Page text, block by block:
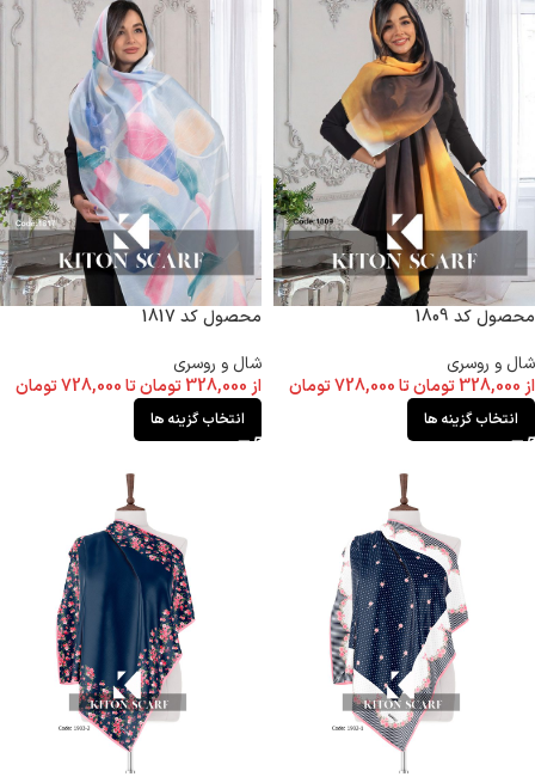
محصول کد 1809
شال و روسری
از 328,000تومانتا728,000تومان
انتخاب گزینه ها
محصول کد 1817
شال و روسری
از 328,000تومانتا728,000تومان
انتخاب گزینه ها